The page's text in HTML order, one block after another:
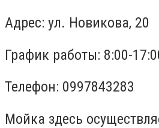
Адрес: ул. Новикова, 20
График работы: 8:00-
Телефон: 0997843283
Мойка здесь